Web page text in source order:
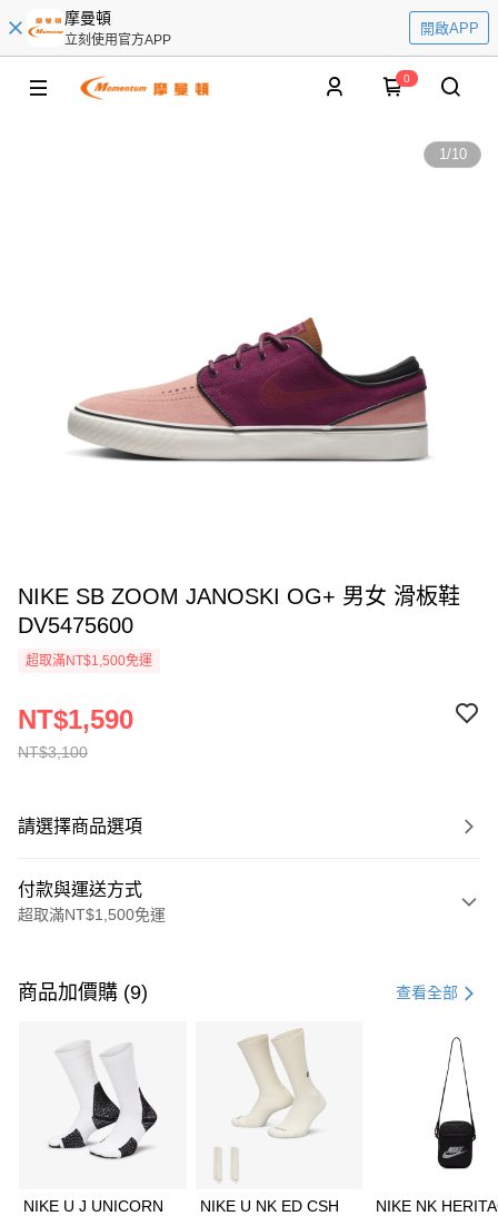
摩曼頓
立刻使用官方APP
開啟APP
0
1/10
NIKE SB ZOOM JANOSKI OG+ 男女 滑板鞋
DV5475600
超取滿NT$1,500免運
NT$3,100
NT$1,590
請選擇商品選項
付款與運送方式
超取滿NT$1,500免運
信用卡一次付款
3 期 0 利率 每期 21家銀行
合作金庫商業銀行
第一商業銀行
華南商業銀行
彰化商業銀行
上海商業儲蓄銀行
Apple Pay
商品加價購 (9) 查看全部
NIKE U J UNICORN
NIKE U NK ED CSH
NIKE NK